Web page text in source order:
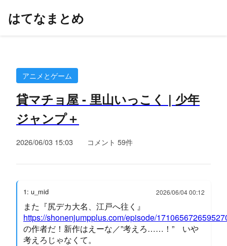
はてなまとめ
アニメとゲーム
貸マチョ屋 - 里山いっこく | 少年
ジャンプ＋
2026/06/03 15:03 コメント 59件
1: u_mid 2026/06/04 00:12
また『尻デカ大名、江戸へ往く』
https://shonenjumpplus.com/episode/
の作者だ！新作はえーな／”考えろ……！” いや
考えろじゃなくて。